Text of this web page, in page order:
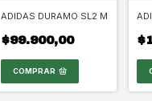
ADIDAS DURAMO SL2 M
$99.900,00
COMPRAR